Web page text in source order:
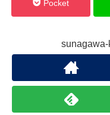
Pocket